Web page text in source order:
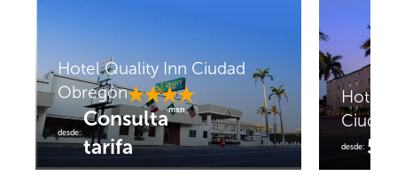
Hotel Quality Inn Ciudad
Obregón
desde:
Consulta
tarifa
mxn
Hotel
desde: